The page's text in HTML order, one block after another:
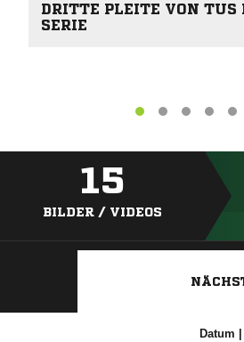
DRITTE PLEITE VON
SERIE
15
BILDER / VIDEOS
Datum